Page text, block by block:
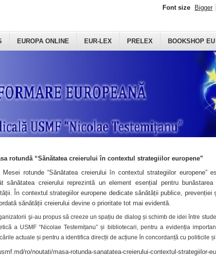
EUROPA ONLINE EUR-LEX PRELEX BOOKSHOP EU
Font size Bigger
rotundă “Sănătatea creierului în contextul strategiilor europene”
rotunde “Sănătatea creierului în contextul strategiilor europene”
sănătatea creierului reprezintă un element esențial pentru
În contextul strategiilor europene dedicate sănătății publice, prevenției
sănătății creierului devine o prioritate tot mai evidentă.
şi-au propus să creeze un spațiu de dialog și schimb de idei între
a USMF “Nicolae Testemițanu” și bibliotecari, pentru a evidenția
actuale și pentru a identifica direcții de acțiune în concordanță cu politicile
ro/noutati/masa-rotunda-sanatatea-creierului-contextul-strategiilor-